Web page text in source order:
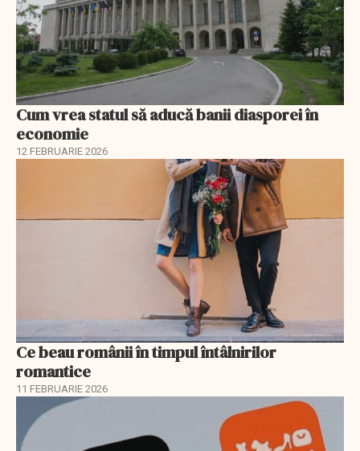
Cum vrea statul să aducă banii diasporei în
economie
12 FEBRUARIE 2026
Ce beau românii în timpul întâlnirilor
romantice
11 FEBRUARIE 2026